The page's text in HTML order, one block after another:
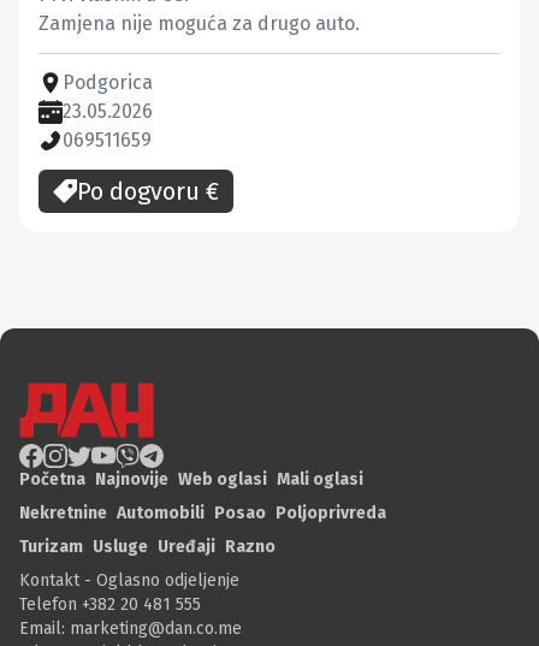
Zamjena nije moguća za drugo auto.
Podgorica
23.05.2026
069511659
Po dogvoru €
Početna Najnovije Web oglasi Mali oglasi
Nekretnine Automobili Posao Poljoprivreda
Turizam Usluge Uređaji Razno
Kontakt - Oglasno odjeljenje
Telefon +382 20 481 555
Email: marketing@dan.co.me